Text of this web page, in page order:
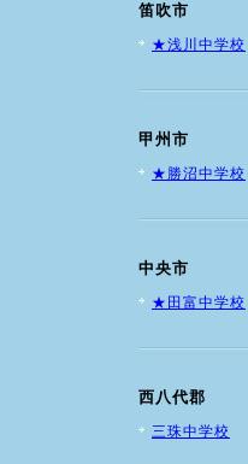
笛吹市
★浅川中学校
甲州市
★勝沼中学校
中央市
★田富中学校
西八代郡
三珠中学校